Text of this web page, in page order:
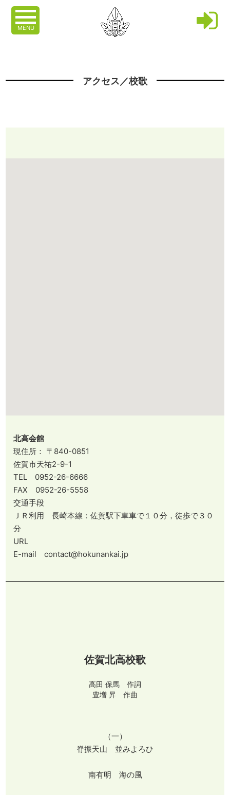
MENU
アクセス／校歌
北高会館
現住所： 〒840-0851
佐賀市天祐2-9-1
TEL 0952-26-6666
FAX 0952-26-5558
交通手段
ＪＲ利用 長崎本線：佐賀駅下車車で１０分，徒歩で３０
分
URL
E-mail contact@hokunankai.jp
佐賀北高校歌
高田 保馬 作詞
豊増 昇 作曲
（一）
脊振天山 並みよろひ
南有明 海の風